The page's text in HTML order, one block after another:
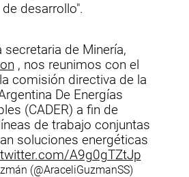
desarrollo".
secretaria de Minería,
, nos reunimos con el
comisión directiva de la
De Energías
(CADER) a fin de
de trabajo conjuntas
soluciones energéticas
A9g0gTZtJp
(@AraceliGuzmanSS)